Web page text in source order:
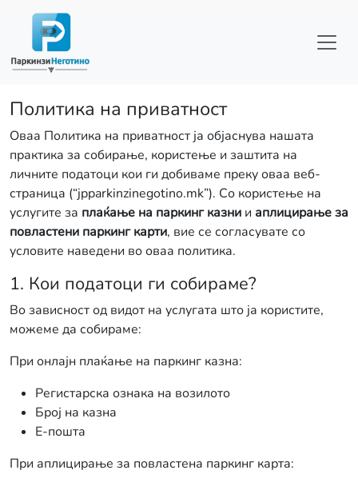
Skip to main content
Политика на приватност
Оваа Политика на приватност ја објаснува нашата
практика за собирање, користење и заштита на
личните податоци кои ги добиваме преку оваа веб-
страница (“jpparkinzinegotino.mk”). Со користење на
услугите за плаќање на паркинг казни и аплицирање за
повластени паркинг карти, вие се согласувате со
условите наведени во оваа политика.
1. Кои податоци ги собираме?
Во зависност од видот на услугата што ја користите,
можеме да собираме:
При онлајн плаќање на паркинг казна:
Регистарска ознака на возилото
Број на казна
Е-пошта
При аплицирање за повластена паркинг карта: